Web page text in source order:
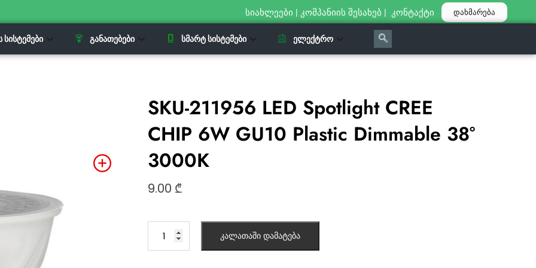
სიახლეები | კომპანიის შესახებ | კონტაქტი დახმარება
ᲡᲘᲡᲢᲔᲛᲔᲑᲘ ᲒᲐᲜᲐᲗᲔᲑᲔᲑᲘ ᲡᲛᲐᲠᲢ ᲡᲘᲡᲢᲔᲛᲔᲑᲘ ᲔᲚᲔᲥᲢᲠᲝ
SKU-211956 LED Spotlight CREE
CHIP 6W GU10 Plastic Dimmable 38°
3000K
9.00 ₾
კალათაში დამატება